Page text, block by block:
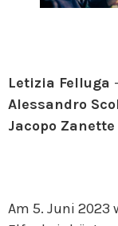
Letizia Felluga
Alessandro
Jacopo Zanette
Am 5. Juni 2023